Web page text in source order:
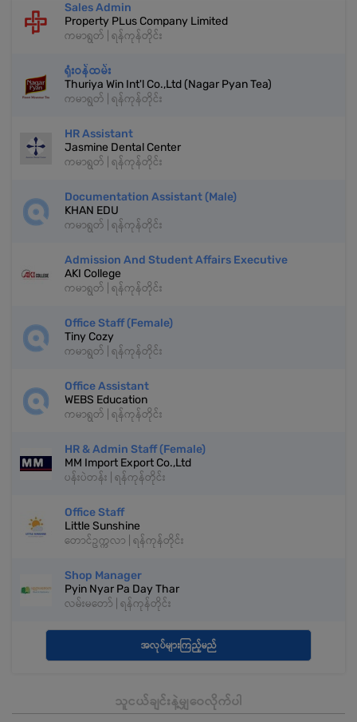
Sales Admin
Property PLus Company Limited
ကမာရွတ် | ရန်ကုန်တိုင်း
ရုံးဝန်ထမ်း
Thuriya Win Int'l Co.,Ltd (Nagar Pyan Tea)
ကမာရွတ် | ရန်ကုန်တိုင်း
HR Assistant
Jasmine Dental Center
ကမာရွတ် | ရန်ကုန်တိုင်း
Documentation Assistant (Male)
KHAN EDU
ကမာရွတ် | ရန်ကုန်တိုင်း
Admission And Student Affairs Executive
AKI College
ကမာရွတ် | ရန်ကုန်တိုင်း
Office Staff (Female)
Tiny Cozy
ကမာရွတ် | ရန်ကုန်တိုင်း
Office Assistant
WEBS Education
ကမာရွတ် | ရန်ကုန်တိုင်း
HR & Admin Staff (Female)
MM Import Export Co.,Ltd
ပန်းပဲတန်း | ရန်ကုန်တိုင်း
Office Staff
Little Sunshine
တောင်ဥက္ကလာ | ရန်ကုန်တိုင်း
Shop Manager
Pyin Nyar Pa Day Thar
လမ်းမတော် | ရန်ကုန်တိုင်း
အလုပ်များကြည့်မည်
သူငယ်ချင်းနဲ့မျှဝေလိုက်ပါ